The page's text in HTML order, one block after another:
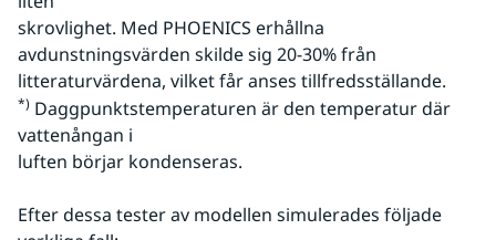
skrovlighet. Med PHOENICS erhållna
avdunstningsvärden skilde sig 20-30% från
litteraturvärdena, vilket får anses tillfredsställande.
*) Daggpunktstemperaturen är den temperatur där
vattenångan i
luften börjar kondenseras.
Efter dessa tester av modellen simulerades följade